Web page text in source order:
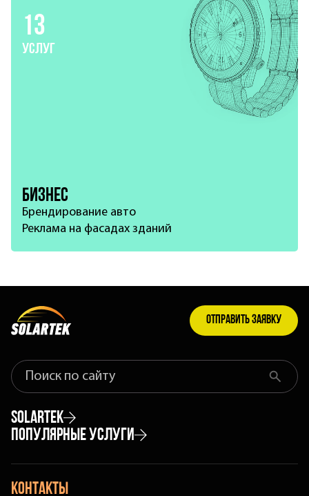
13
услуг
Бизнес
Брендирование авто
Реклама на фасадах зданий
Отправить заявку
Что
найти
на
сайте
Найти
Solartek
Портфолио
Популярные услуги
Контакты